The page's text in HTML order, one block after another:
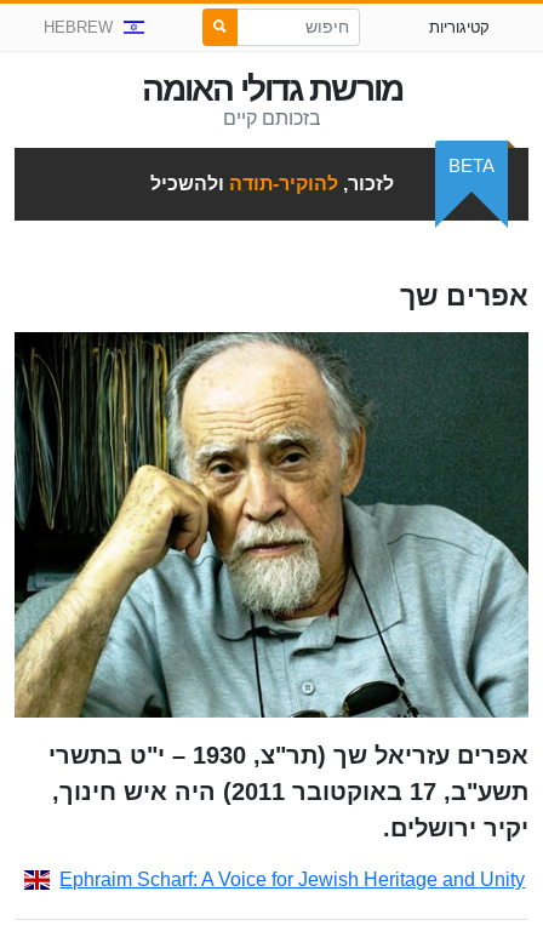
קטיגוריות HEBREW
מורשת גדולי האומה
בזכותם קיים
לזכור,להוקיר-תודה ולהשכיל
BETA
אפרים שך
אפרים עזריאל שך (תר"צ, 1930 – י"ט בתשרי
תשע"ב, 17 באוקטובר 2011) היה איש חינוך,
יקיר ירושלים.
Ephraim Scharf: A Voice for Jewish Heritage and Unity